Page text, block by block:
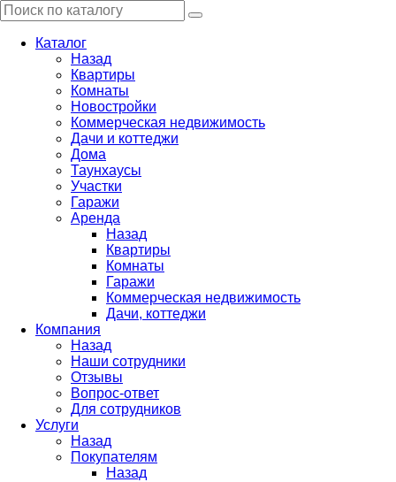
Каталог
Назад
Квартиры
Комнаты
Новостройки
Коммерческая недвижимость
Дачи и коттеджи
Дома
Таунхаусы
Участки
Гаражи
Аренда
Назад
Квартиры
Комнаты
Гаражи
Коммерческая недвижимость
Дачи, коттеджи
Компания
Назад
Наши сотрудники
Отзывы
Вопрос-ответ
Для сотрудников
Услуги
Назад
Покупателям
Назад